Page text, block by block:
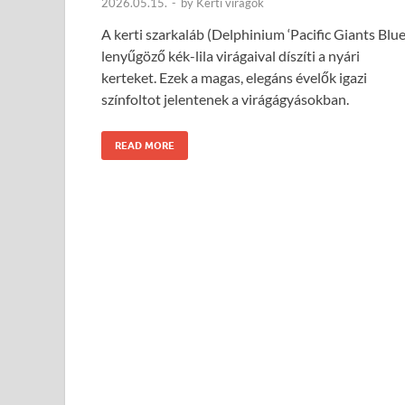
A kerti szarkaláb (Delphinium ‘Pacific Giants
lenyűgöző kék-lila virágaival díszíti a nyári
kerteket. Ezek a magas, elegáns évelők igazi
színfoltot jelentenek a virágágyásokban.
READ MORE